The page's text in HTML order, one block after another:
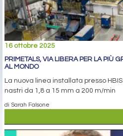
16 ottobre 2025
PRIMETALS, VIA LIBERA PER LA PIÙ
AL MONDO
La nuova linea installata presso
nastri da 1,8 a 15 mm a 200 m/min
di Sarah Falsone